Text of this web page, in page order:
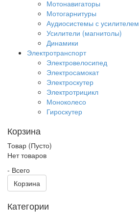
Мотонавигаторы
Мотогарнитуры
Аудиосистемы с усилителем
Усилители (магнитолы)
Динамики
Электротранспорт
Электровелосипед
Электросамокат
Электроскутер
Электротрицикл
Моноколесо
Гироскутер
Корзина
Товар (Пусто)
Нет товаров
- Всего
Корзина
Категории